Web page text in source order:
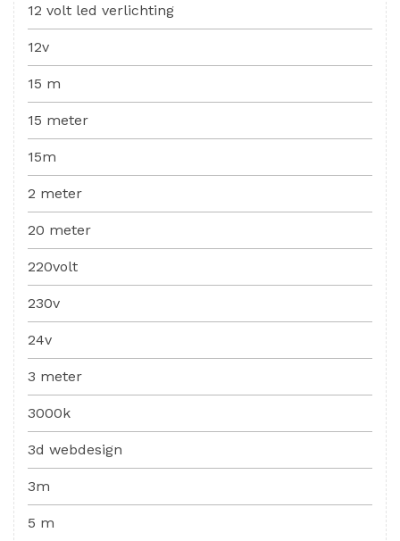
12 volt led verlichting
12v
15 m
15 meter
15m
2 meter
20 meter
220volt
230v
24v
3 meter
3000k
3d webdesign
3m
5 m